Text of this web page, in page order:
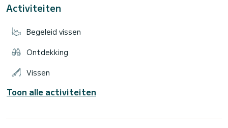
Activiteiten
Begeleid vissen
Ontdekking
Vissen
Toon alle activiteiten